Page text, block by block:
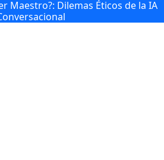
Maestro?: Dilemas Éticos de la IA